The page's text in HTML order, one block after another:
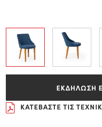
ΕΚΔΗΛΩΣΗ
ΚΑΤΕΒΑΣΤΕ ΤΙΣ